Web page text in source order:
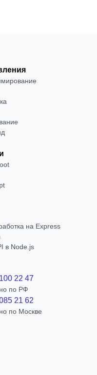
на Express
в Node.js
22 47
по РФ
21 62
по Москве